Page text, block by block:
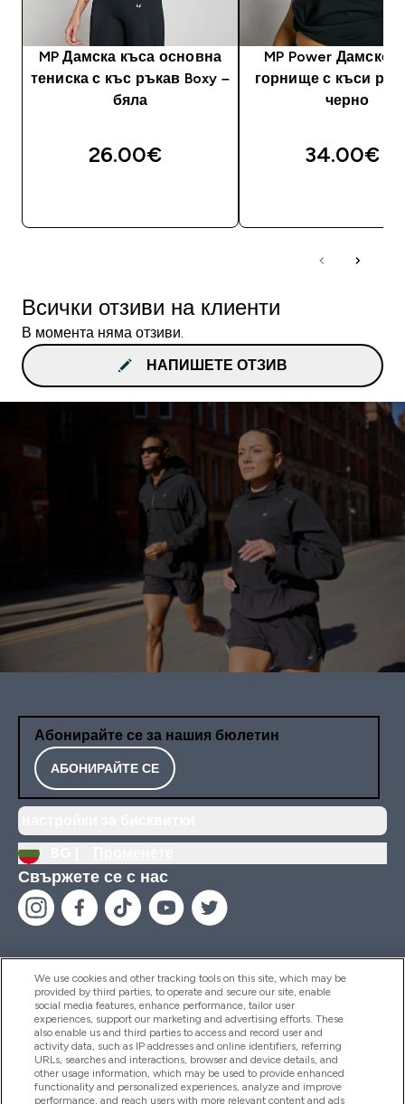
MP Дамска къса основна
тениска с къс ръкав Boxy –
бяла
26.00€‎
MP Power Дамско
горнище с къси
черно
34.00€‎
Всички отзиви на клиенти
В момента няма отзиви.
НАПИШЕТЕ ОТЗИВ
Абонирайте се за нашия бюлетин
АБОНИРАЙТЕ СЕ
Свържете се с нас
Помощ И Информация
Продукти
We use cookies and other tracking tools on this site, which may be
provided by third parties, to operate and secure our site, enable
social media features, enhance performance, tailor user
experiences, support our marketing and advertising efforts. These
also enable us and third parties to access and record user and
activity data, such as IP addresses and online identifiers, referring
URLs, searches and interactions, browser and device details, and
other usage information, which may be used to provide enhanced
functionality and personalized experiences, analyze and improve
performance, and reach users with more relevant content and ads